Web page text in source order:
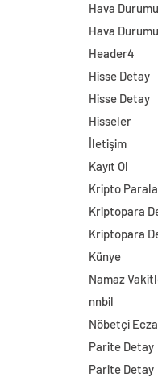
Hava Durumu
Hava
Header4
Hisse Detay
Hisse Detay
Hisseler
İletişim
Kayıt Ol
Kripto
Kriptopara
Kriptopara
Künye
Namaz
nnbil
Nöbetçi
Parite Detay
Parite Detay